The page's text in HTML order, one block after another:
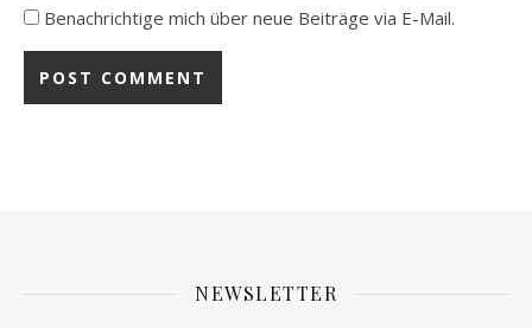
Benachrichtige mich über neue Beiträge via E-Mail.
NEWSLETTER